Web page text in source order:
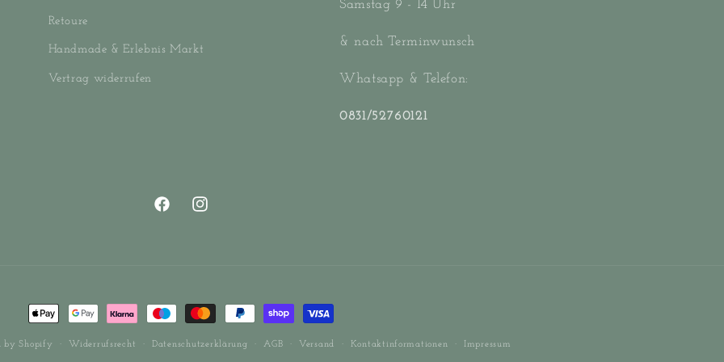
Retoure
Handmade & Erlebnis Markt
Vertrag widerrufen
Samstag 9 - 14 Uhr
& nach Terminwunsch
Whatsapp & Telefon:
0831/52760121
FacebookInstagram
Zahlungsmethoden
by Shopify Widerrufsrecht Datenschutzerklärung AGB Versand Kontaktinformationen Impressum